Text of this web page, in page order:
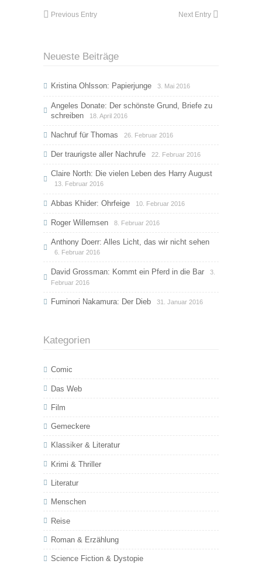
Previous Entry Next Entry
Neueste Beiträge
Kristina Ohlsson: Papierjunge 3. Mai 2016
Angeles Donate: Der schönste Grund, Briefe zu
schreiben
18. April 2016
Nachruf für Thomas 26. Februar 2016
Der traurigste aller Nachrufe 22. Februar 2016
Claire North: Die vielen Leben des Harry August
13. Februar 2016
Abbas Khider: Ohrfeige 10. Februar 2016
Roger Willemsen 8. Februar 2016
Anthony Doerr: Alles Licht, das wir nicht sehen
6. Februar 2016
David Grossman: Kommt ein Pferd in die Bar
3.
Februar 2016
Fuminori Nakamura: Der Dieb 31. Januar 2016
Kategorien
Comic
Das Web
Film
Gemeckere
Klassiker & Literatur
Krimi & Thriller
Literatur
Menschen
Reise
Roman & Erzählung
Science Fiction & Dystopie